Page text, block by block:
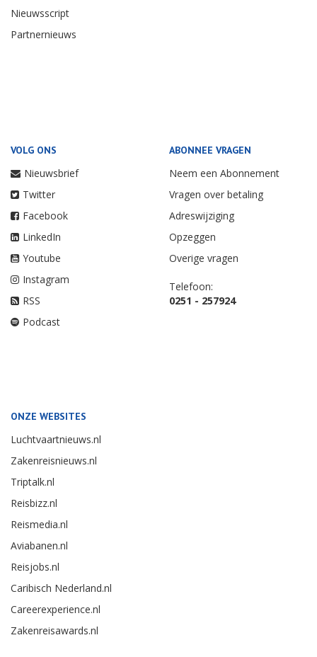
Nieuwsscript
Partnernieuws
VOLG ONS
Nieuwsbrief
Twitter
Facebook
LinkedIn
Youtube
Instagram
RSS
Podcast
ABONNEE VRAGEN
Neem een Abonnement
Vragen over betaling
Adreswijziging
Opzeggen
Overige vragen
Telefoon:
0251 - 257924
ONZE WEBSITES
Luchtvaartnieuws.nl
Zakenreisnieuws.nl
Triptalk.nl
Reisbizz.nl
Reismedia.nl
Aviabanen.nl
Reisjobs.nl
Caribisch Nederland.nl
Careerexperience.nl
Zakenreisawards.nl